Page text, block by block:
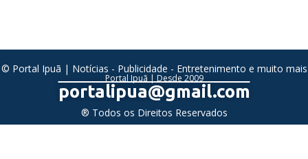
© Portal Ipuã | Notícias - Publicidade - Entretenimento e muito mais
Portal Ipuã | Desde 2009
portalipua@gmail.com
® Todos os Direitos Reservados